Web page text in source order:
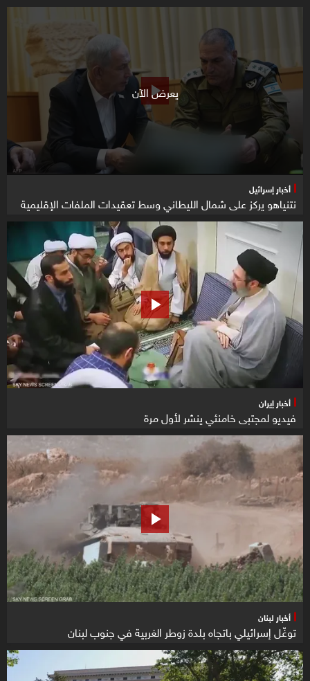
يعرض الآن
أخبار إسرائيل
نتنياهو يركز على شمال الليطاني وسط تعقيدات الملفات الإقليمية
أخبار إيران
فيديو لمجتبى خامنئي ينشر لأول مرة
أخبار لبنان
توغّل إسرائيلي باتجاه بلدة زوطر الغربية في جنوب لبنان